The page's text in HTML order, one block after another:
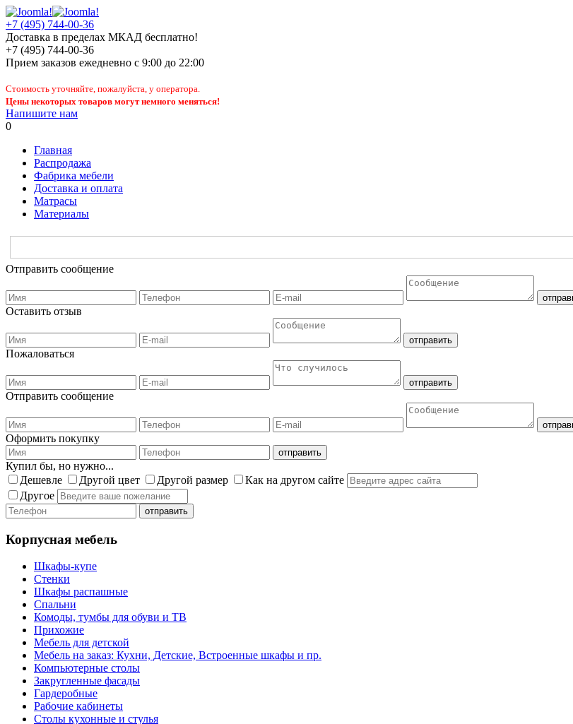
+7 (495) 744-00-36
Доставка в пределах МКАД бесплатно!
+7 (495) 744-00-36
Прием заказов ежедневно с 9:00 до 22:00
Стоимость уточняйте, пожалуйста, у оператора.
Цены некоторых товаров могут немного меняться!
Напишите нам
0
Главная
Распродажа
Фабрика мебели
Доставка и оплата
Матрасы
Материалы
Отправить сообщение
Оставить отзыв
Пожаловаться
Отправить сообщение
Оформить покупку
Купил бы, но нужно...
Дешевле
Другой цвет Другой размер
Как на другом сайте
Другое
Корпусная мебель
Шкафы-купе
Стенки
Шкафы распашные
Спальни
Комоды, тумбы для обуви и ТВ
Прихожие
Мебель для детской
Мебель на заказ: Кухни, Детские, Встроенные шкафы и пр.
Компьютерные столы
Закругленные фасады
Гардеробные
Рабочие кабинеты
Столы кухонные и стулья